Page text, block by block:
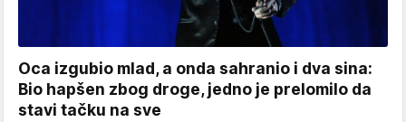
Oca izgubio mlad, a onda sahranio i dva sina:
Bio hapšen zbog droge, jedno je prelomilo da
stavi tačku na sve